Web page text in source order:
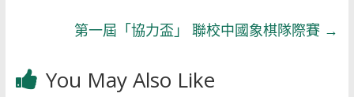
第一屆「協力盃」 聯校中國象棋隊際賽 →
You May Also Like